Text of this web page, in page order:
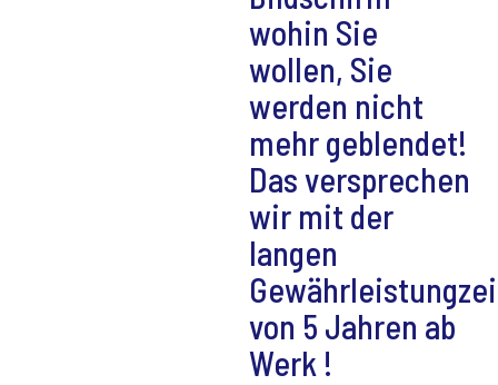
wohin Sie
wollen, Sie
werden nicht
mehr geblendet!
Das versprechen
wir mit der
langen
von 5 Jahren ab
Werk !